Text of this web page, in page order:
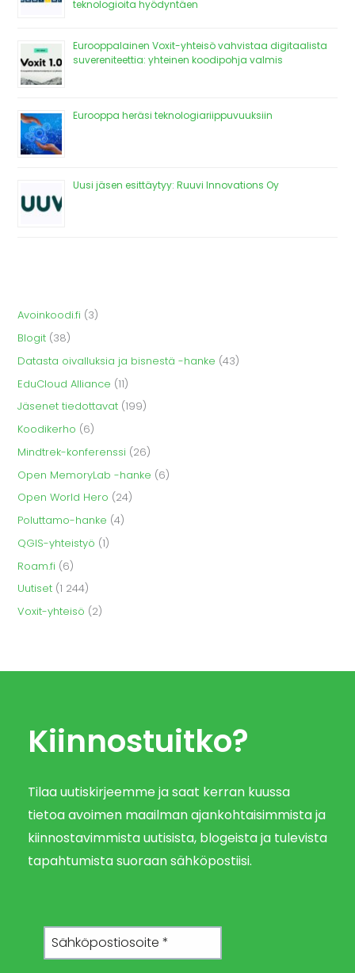
teknologioita hyödyntäen
Eurooppalainen Voxit-yhteisö vahvistaa digitaalista
suvereniteettia: yhteinen koodipohja valmis
Eurooppa heräsi teknologiariippuvuuksiin
Uusi jäsen esittäytyy: Ruuvi Innovations Oy
Avoinkoodi.fi (3)
Blogit (38)
Datasta oivalluksia ja bisnestä -hanke (43)
EduCloud Alliance (11)
Jäsenet tiedottavat (199)
Koodikerho (6)
Mindtrek-konferenssi (26)
Open MemoryLab -hanke (6)
Open World Hero (24)
Poluttamo-hanke (4)
QGIS-yhteistyö (1)
Roam.fi (6)
Uutiset (1 244)
Voxit-yhteisö (2)
Kiinnostuitko?
Tilaa uutiskirjeemme ja saat kerran kuussa
tietoa avoimen maailman ajankohtaisimmista ja
kiinnostavimmista uutisista, blogeista ja tulevista
tapahtumista suoraan sähköpostiisi.